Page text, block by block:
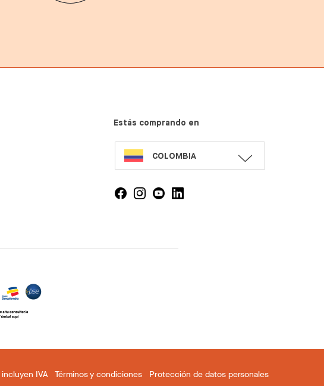
Estás comprando en
SELECT
LANGUAGE
COLOMBIA
IVA Términos y condiciones Protección de datos personales